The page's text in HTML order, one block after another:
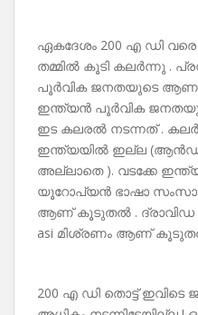
ഏകദേശം 200 എ ഡി
തമ്മിൽ കൂടി കലർന്നു .
പൂർവിക ജനതയുടെ
ഇന്ത്യൻ പൂർവിക
ഇട കലരൽ നടന്നത് .
ഇന്ത്യയിൽ ഇല്ല
അല്ലാതെ ). വടക്കേ
യൂറോപ്യൻ ഭാഷാ
ആണ് കൂടുതൽ . ദ്രാവിഡ
asi മിശ്രണം ആണ്
200 എ ഡി തൊട്ട് ഇവിടെ